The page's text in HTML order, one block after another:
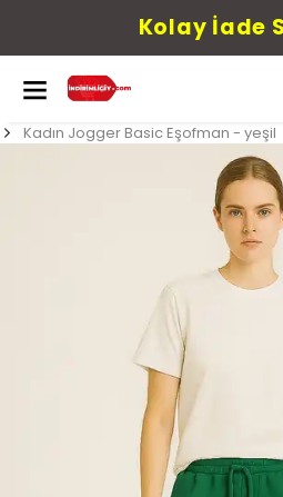
Kolay İade
Kadın Jogger Basic Eşofman - yeşil